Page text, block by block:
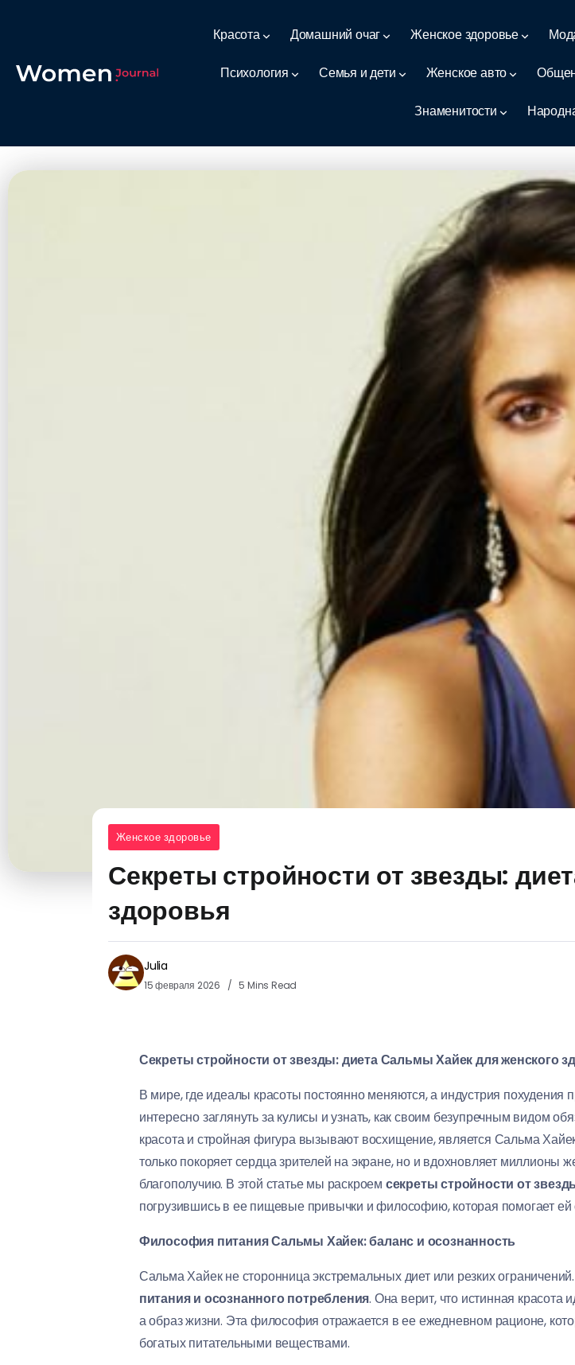
Красота Домашний очаг Женское здоровье
Психология Семья и дети Женское авто
Знаменитости
Женское здоровье
Секреты стройности от звезды:
здоровья
Julia
15 февраля 2026 5 Mins Read
Секреты стройности от звезды: диета Сальмы Хайек для женского
В мире, где идеалы красоты постоянно меняются, а индустрия похудения
интересно заглянуть за кулисы и узнать, как своим безупречным видом
красота и стройная фигура вызывают восхищение, является Сальма
только покоряет сердца зрителей на экране, но и вдохновляет
благополучию. В этой статье мы раскроем секреты стройности от
погрузившись в ее пищевые привычки и философию, которая помогает ей
Философия питания Сальмы Хайек: баланс и осознанность
Сальма Хайек не сторонница экстремальных диет или резких
питания и осознанного потребления. Она верит, что истинная красота
а образ жизни. Эта философия отражается в ее ежедневном рационе,
богатых питательными веществами.